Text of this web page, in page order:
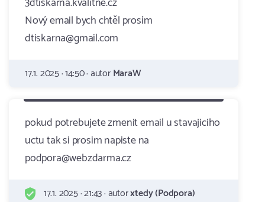
Nový email bych chtěl prosím
dtiskarna@gmail.com
17.1. 2025 · 14:50 · autorMaraW
pokud potrebujete zmenit email u stavajiciho
uctu tak si prosim napiste na
podpora@webzdarma.cz
17.1. 2025 · 21:43 · autorxtedy (Podpora)